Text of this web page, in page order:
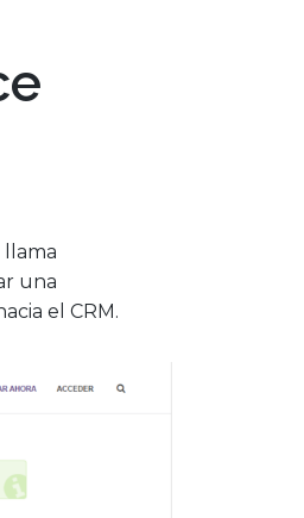
llama
una
el CRM.